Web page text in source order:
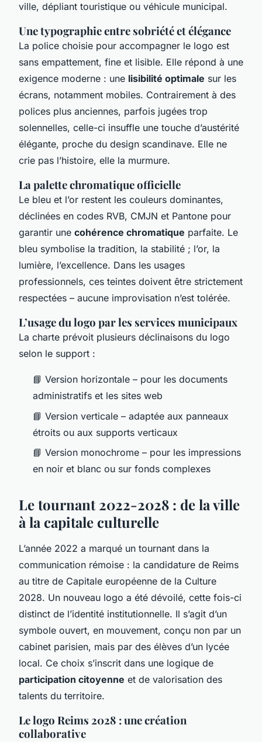
ville, dépliant touristique ou véhicule municipal.
Une typographie entre sobriété et élégance
La police choisie pour accompagner le logo est
sans empattement, fine et lisible. Elle répond à une
exigence moderne : une lisibilité optimale sur les
écrans, notamment mobiles. Contrairement à des
polices plus anciennes, parfois jugées trop
solennelles, celle-ci insuffle une touche d’austérité
élégante, proche du design scandinave. Elle ne
crie pas l’histoire, elle la murmure.
La palette chromatique officielle
Le bleu et l’or restent les couleurs dominantes,
déclinées en codes RVB, CMJN et Pantone pour
garantir une cohérence chromatique parfaite. Le
bleu symbolise la tradition, la stabilité ; l’or, la
lumière, l’excellence. Dans les usages
professionnels, ces teintes doivent être strictement
respectées – aucune improvisation n’est tolérée.
L’usage du logo par les services municipaux
La charte prévoit plusieurs déclinaisons du logo
selon le support :
📘 Version horizontale – pour les documents
administratifs et les sites web
📘 Version verticale – adaptée aux panneaux
étroits ou aux supports verticaux
📘 Version monochrome – pour les impressions
en noir et blanc ou sur fonds complexes
Le tournant 2022-2028 : de la ville
à la capitale culturelle
L’année 2022 a marqué un tournant dans la
communication rémoise : la candidature de Reims
au titre de Capitale européenne de la Culture
2028. Un nouveau logo a été dévoilé, cette fois-ci
distinct de l’identité institutionnelle. Il s’agit d’un
symbole ouvert, en mouvement, conçu non par un
cabinet parisien, mais par des élèves d’un lycée
local. Ce choix s’inscrit dans une logique de
participation citoyenne et de valorisation des
talents du territoire.
Le logo Reims 2028 : une création
collaborative